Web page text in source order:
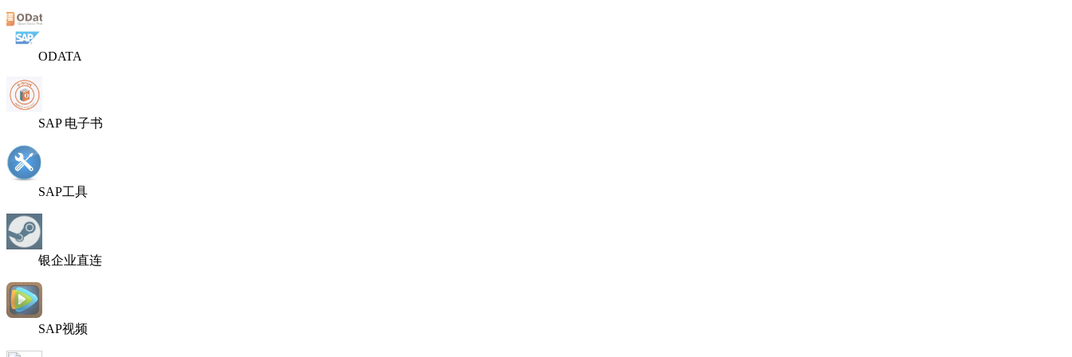
ODATA
SAP 电子书
SAP工具
银企业直连
SAP视频